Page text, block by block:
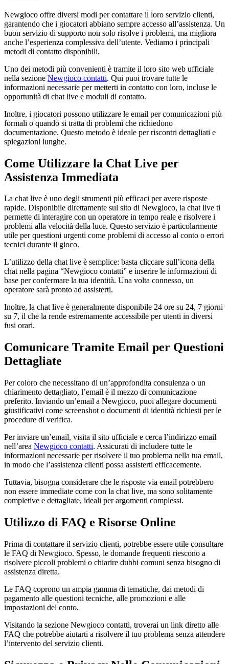
Newgioco offre diversi modi per contattare il loro servizio clienti,
garantendo che i giocatori abbiano sempre accesso all’assistenza. Un
buon servizio di supporto non solo risolve i problemi, ma migliora
anche l’esperienza complessiva dell’utente. Vediamo i principali
metodi di contatto disponibili.
Uno dei metodi più convenienti è tramite il loro sito web ufficiale
nella sezione Newgioco contatti. Qui puoi trovare tutte le
informazioni necessarie per metterti in contatto con loro, incluse le
opportunità di chat live e moduli di contatto.
Inoltre, i giocatori possono utilizzare le email per comunicazioni più
formali o quando si tratta di problemi che richiedono
documentazione. Questo metodo è ideale per riscontri dettagliati e
spiegazioni lunghe.
Come Utilizzare la Chat Live per
Assistenza Immediata
La chat live è uno degli strumenti più efficaci per avere risposte
rapide. Disponibile direttamente sul sito di Newgioco, la chat live ti
permette di interagire con un operatore in tempo reale e risolvere i
problemi alla velocità della luce. Questo servizio è particolarmente
utile per questioni urgenti come problemi di accesso al conto o errori
tecnici durante il gioco.
L’utilizzo della chat live è semplice: basta cliccare sull’icona della
chat nella pagina “Newgioco contatti” e inserire le informazioni di
base per confermare la tua identità. Una volta connesso, un
operatore sarà pronto ad assisterti.
Inoltre, la chat live è generalmente disponibile 24 ore su 24, 7 giorni
su 7, il che la rende estremamente accessibile per utenti in diversi
fusi orari.
Comunicare Tramite Email per Questioni
Dettagliate
Per coloro che necessitano di un’approfondita consulenza o un
chiarimento dettagliato, l’email è il mezzo di comunicazione
preferito. Inviando un’email a Newgioco, puoi allegare documenti
giustificativi come screenshot o documenti di identità richiesti per le
procedure di verifica.
Per inviare un’email, visita il sito ufficiale e cerca l’indirizzo email
nell’area Newgioco contatti. Assicurati di includere tutte le
informazioni necessarie per risolvere il tuo problema nella tua email,
in modo che l’assistenza clienti possa assisterti efficacemente.
Tuttavia, bisogna considerare che le risposte via email potrebbero
non essere immediate come con la chat live, ma sono solitamente
completive e dettagliate, ideali per argomenti complessi.
Utilizzo di FAQ e Risorse Online
Prima di contattare il servizio clienti, potrebbe essere utile consultare
le FAQ di Newgioco. Spesso, le domande frequenti riescono a
risolvere piccoli problemi o chiarire dubbi comuni senza bisogno di
assistenza diretta.
Le FAQ coprono un ampia gamma di tematiche, dai metodi di
pagamento alle questioni tecniche, alle promozioni e alle
impostazioni del conto.
Visitando la sezione Newgioco contatti, troverai un link diretto alle
FAQ che potrebbe aiutarti a risolvere il tuo problema senza attendere
l’intervento del servizio clienti.